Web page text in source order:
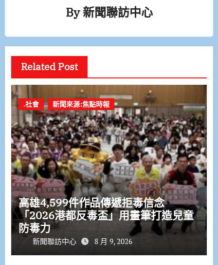
By新聞聯訪中心
Related Post
.社會 新聞來源:焦點時報
高雄4,599件作品傳遞拒毒信念
「2026港都反毒盃」用畫筆打造兒童
防毒力
新聞聯訪中心 8 月 9, 2026